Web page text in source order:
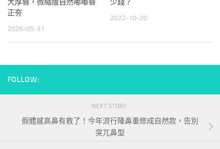
大厚唇，微縮版自然嘟嘟唇
正夯
2026-05-31
少錢？
2022-10-20
FOLLOW:
NEXT STORY
假體感高鼻有救了！今年流行隆鼻重修成自然款，告別
突兀鼻型